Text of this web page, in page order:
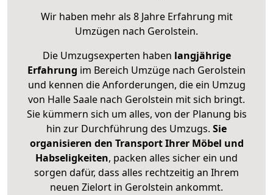
Wir haben mehr als 8 Jahre Erfahrung mit
Umzügen nach Gerolstein.
Die Umzugsexperten haben langjährige
Erfahrung im Bereich Umzüge nach Gerolstein
und kennen die Anforderungen, die ein Umzug
von Halle Saale nach Gerolstein mit sich bringt.
Sie kümmern sich um alles, von der Planung bis
hin zur Durchführung des Umzugs. Sie
organisieren den Transport Ihrer Möbel und
Habseligkeiten, packen alles sicher ein und
sorgen dafür, dass alles rechtzeitig an Ihrem
neuen Zielort in Gerolstein ankommt.